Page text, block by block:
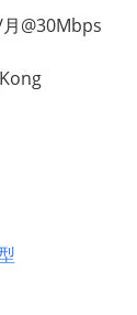
@30Mbps